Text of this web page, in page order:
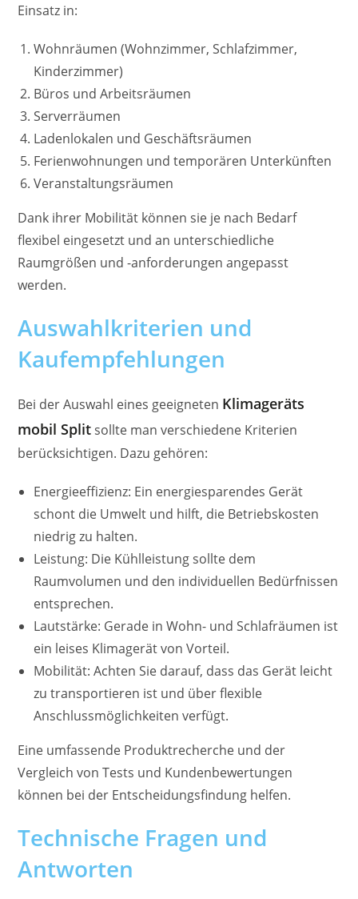
Einsatz in:
Wohnräumen (Wohnzimmer, Schlafzimmer,
Kinderzimmer)
Büros und Arbeitsräumen
Serverräumen
Ladenlokalen und Geschäftsräumen
Ferienwohnungen und temporären Unterkünften
Veranstaltungsräumen
Dank ihrer Mobilität können sie je nach Bedarf
flexibel eingesetzt und an unterschiedliche
Raumgrößen und -anforderungen angepasst
werden.
Auswahlkriterien und
Kaufempfehlungen
Bei der Auswahl eines geeigneten Klimageräts
mobil Splitsollte man verschiedene Kriterien
berücksichtigen. Dazu gehören:
Energieeffizienz: Ein energiesparendes Gerät
schont die Umwelt und hilft, die Betriebskosten
niedrig zu halten.
Leistung: Die Kühlleistung sollte dem
Raumvolumen und den individuellen Bedürfnissen
entsprechen.
Lautstärke: Gerade in Wohn- und Schlafräumen ist
ein leises Klimagerät von Vorteil.
Mobilität: Achten Sie darauf, dass das Gerät leicht
zu transportieren ist und über flexible
Anschlussmöglichkeiten verfügt.
Eine umfassende Produktrecherche und der
Vergleich von Tests und Kundenbewertungen
können bei der Entscheidungsfindung helfen.
Technische Fragen und
Antworten